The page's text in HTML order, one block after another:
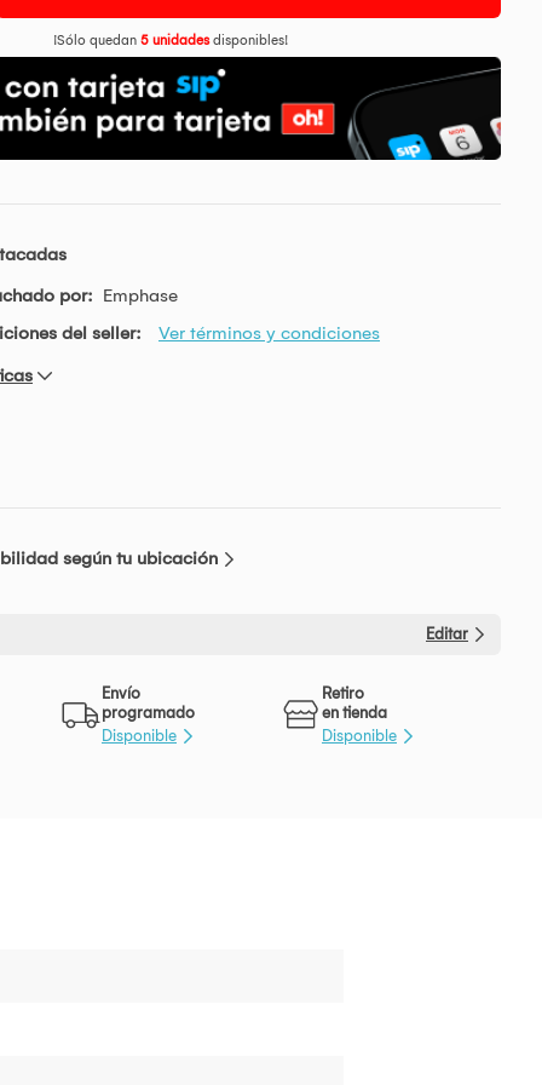
¡Sólo quedan 5 unidadesdisponibles!
por: Emphase
del seller:
Ver términos y condiciones
según tu ubicación
Editar
Envío
programado
Disponible
Retiro
en tienda
Disponible